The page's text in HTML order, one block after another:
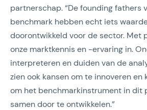
partnerschap. “De founding fathers
benchmark hebben echt iets
doorontwikkeld voor de sector. Met
onze marktkennis en -ervaring in.
interpreteren en duiden van de
zien ook kansen om te innoveren en
om het benchmarkinstrument in dit
samen door te ontwikkelen.”